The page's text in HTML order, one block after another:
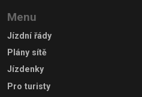
Menu
Jízdní řády
Plány sítě
Jízdenky
Pro turisty